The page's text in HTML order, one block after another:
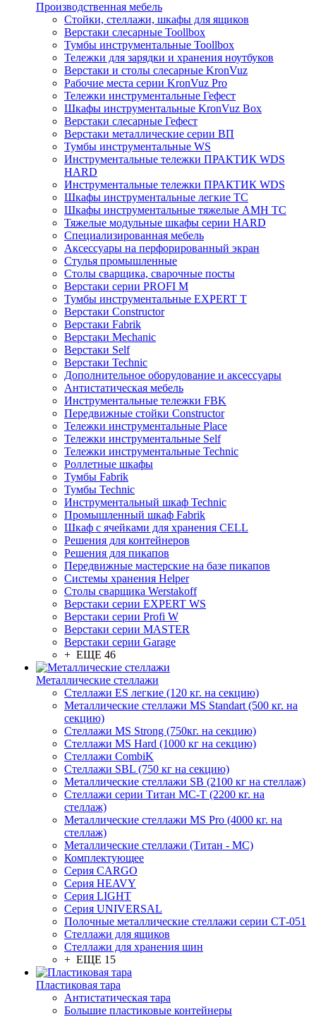
Производственная мебель
Стойки, стеллажи, шкафы для ящиков
Верстаки слесарные Toollbox
Тумбы инструментальные Toollbox
Тележки для зарядки и хранения ноутбуков
Верстаки и столы слесарные KronVuz
Рабочие места серии KronVuz Pro
Тележки инструментальные Гефест
Шкафы инструментальные KronVuz Box
Верстаки слесарные Гефест
Верстаки металлические серии ВП
Тумбы инструментальные WS
Инструментальные тележки ПРАКТИК WDS
HARD
Инструментальные тележки ПРАКТИК WDS
Шкафы инструментальные легкие ТС
Шкафы инструментальные тяжелые AMH TC
Тяжелые модульные шкафы серии HARD
Cпециализированная мебель
Аксессуары на перфорированный экран
Стулья промышленные
Столы сварщика, сварочные посты
Верстаки серии PROFI M
Тумбы инструментальные EXPERT T
Верстаки Constructor
Верстаки Fabrik
Верстаки Mechanic
Верстаки Self
Верстаки Technic
Дополнительное оборудование и аксессуары
Антистатическая мебель
Инструментальные тележки FBK
Передвижные стойки Constructor
Тележки инструментальные Place
Тележки инструментальные Self
Тележки инструментальные Technic
Роллетные шкафы
Тумбы Fabrik
Тумбы Technic
Инструментальный шкаф Technic
Промышленный шкаф Fabrik
Шкаф с ячейками для хранения CELL
Решения для контейнеров
Решения для пикапов
Передвижные мастерские на базе пикапов
Системы хранения Helper
Столы сварщика Werstakoff
Верстаки серии EXPERT WS
Верстаки серии Profi W
Верстаки серии MASTER
Верстаки серии Garage
+ ЕЩЕ 46
Металлические стеллажи
Стеллажи ES легкие (120 кг. на секцию)
Металлические стеллажи MS Standart (500 кг. на
секцию)
Стеллажи MS Strong (750кг. на секцию)
Стеллажи MS Hard (1000 кг на секцию)
Стеллажи CombiK
Стеллажи SBL (750 кг на секцию)
Металлические стеллажи SB (2100 кг на стеллаж)
Стеллажи серии Титан МС-Т (2200 кг. на
стеллаж)
Металлические стеллажи MS Pro (4000 кг. на
стеллаж)
Металлические стеллажи (Титан - МС)
Комплектующее
Серия CARGO
Серия HEAVY
Серия LIGHT
Серия UNIVERSAL
Полочные металлические стеллажи серии СТ-051
Стеллажи для ящиков
Стеллажи для хранения шин
+ ЕЩЕ 15
Пластиковая тара
Антистатическая тара
Большие пластиковые контейнеры